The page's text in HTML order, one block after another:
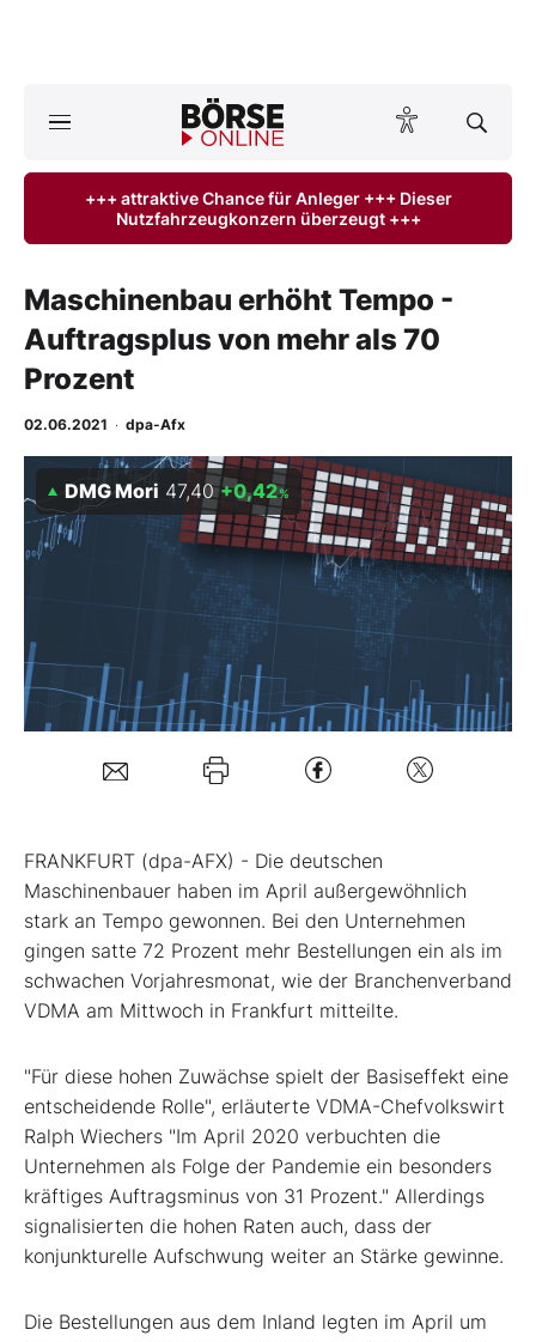
ktuelle Ausgabe BÖRSE ONLINE lesen
Anlageprodukte
Finanz-Check
BO-Musterdepots
Experten
Mein Konto
+++ attraktive Chance für Anleger +++ Dieser
Nutzfahrzeugkonzern überzeugt +++
Maschinenbau erhöht Tempo -
Auftragsplus von mehr als 70
Prozent
02.06.2021 · dpa-Afx
DMG Mori 47,40 +0,42%
FRANKFURT (dpa-AFX) - Die deutschen
Maschinenbauer haben im April außergewöhnlich
stark an Tempo gewonnen. Bei den Unternehmen
gingen satte 72 Prozent mehr Bestellungen ein als im
schwachen Vorjahresmonat, wie der Branchenverband
VDMA am Mittwoch in Frankfurt mitteilte.
"Für diese hohen Zuwächse spielt der Basiseffekt eine
entscheidende Rolle", erläuterte VDMA-Chefvolkswirt
Ralph Wiechers "Im April 2020 verbuchten die
Unternehmen als Folge der Pandemie ein besonders
kräftiges Auftragsminus von 31 Prozent." Allerdings
signalisierten die hohen Raten auch, dass der
konjunkturelle Aufschwung weiter an Stärke gewinne.
Die Bestellungen aus dem Inland legten im April um